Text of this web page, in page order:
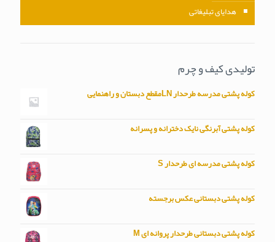
هدایای تبلیغاتی
تولیدی کیف و چرم
کوله پشتی مدرسه طرحدار LNمقطع دبستان و راهنمایی
کوله پشتی آبرنگی نایک دخترانه و پسرانه
کوله پشتی مدرسه ای طرحدار S
کوله پشتی دبستانی عکس برجسته
کوله پشتی دبستانی طرحدار پروانه ای M